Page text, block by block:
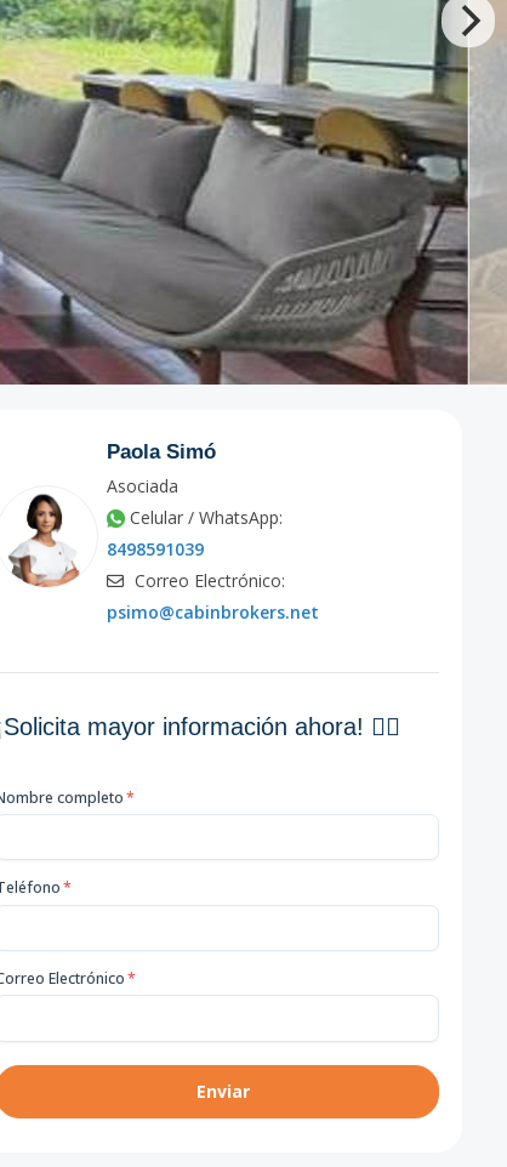
Paola Simó
Asociada
Celular / WhatsApp:
8498591039
Correo Electrónico:
psimo@cabinbrokers.net
mayor información ahora! 👇🏽
completo*
*
Electrónico*
Enviar